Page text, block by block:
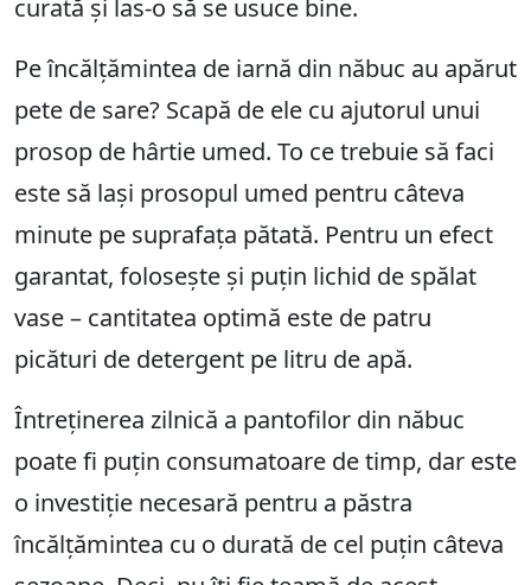
curată și las-o să se usuce bine.
Pe încălțămintea de iarnă din năbuc au apărut
pete de sare? Scapă de ele cu ajutorul unui
prosop de hârtie umed. To ce trebuie să faci
este să lași prosopul umed pentru câteva
minute pe suprafața pătată. Pentru un efect
garantat, folosește și puțin lichid de spălat
vase – cantitatea optimă este de patru
picături de detergent pe litru de apă.
Întreținerea zilnică a pantofilor din năbuc
poate fi puțin consumatoare de timp, dar este
o investiție necesară pentru a păstra
încălțămintea cu o durată de cel puțin câteva